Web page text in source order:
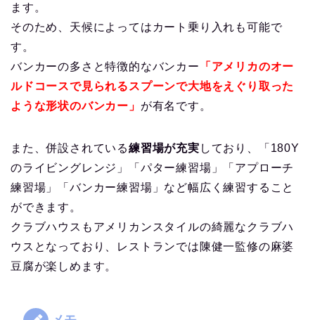
ます。
そのため、天候によってはカート乗り入れも可能で
す。
バンカーの多さと特徴的なバンカー
「アメリカのオー
ルドコースで見られるスプーンで大地をえぐり取った
ような形状のバンカー」 が有名です。
また、併設されている練習場が充実 しており、「180Y
のライビングレンジ」「パター練習場」「アプローチ
練習場」「バンカー練習場」など幅広く練習すること
ができます。
クラブハウスもアメリカンスタイルの綺麗なクラブハ
ウスとなっており、レストランでは陳健一監修の麻婆
豆腐が楽しめます。